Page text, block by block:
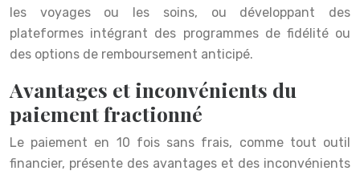
les voyages ou les soins, ou développant des
plateformes intégrant des programmes de fidélité ou
des options de remboursement anticipé.
Avantages et inconvénients du
paiement fractionné
Le paiement en 10 fois sans frais, comme tout outil
financier, présente des avantages et des inconvénients